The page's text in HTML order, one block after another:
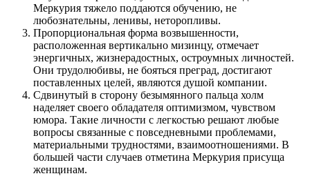
Меркурия тяжело поддаются обучению, не
любознательны, ленивы, неторопливы.
Пропорциональная форма возвышенности,
расположенная вертикально мизинцу, отмечает
энергичных, жизнерадостных, остроумных личностей.
Они трудолюбивы, не бояться преград, достигают
поставленных целей, являются душой компании.
Сдвинутый в сторону безымянного пальца холм
наделяет своего обладателя оптимизмом, чувством
юмора. Такие личности с легкостью решают любые
вопросы связанные с повседневными проблемами,
материальными трудностями, взаимоотношениями. В
большей части случаев отметина Меркурия присуща
женщинам.